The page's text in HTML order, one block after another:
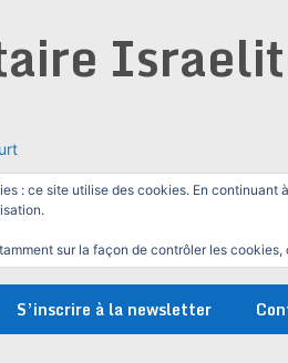
: ce site utilise des cookies. En continuant
sur la façon de contrôler les cookies,
S’inscrire à la newsletter